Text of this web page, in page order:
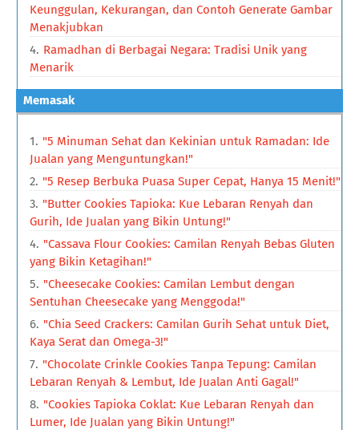
Keunggulan, Kekurangan, dan Contoh Generate Gambar
Menakjubkan
Ramadhan di Berbagai Negara: Tradisi Unik yang
Menarik
Memasak
"5 Minuman Sehat dan Kekinian untuk Ramadan: Ide
Jualan yang Menguntungkan!"
"5 Resep Berbuka Puasa Super Cepat, Hanya 15 Menit!"
"Butter Cookies Tapioka: Kue Lebaran Renyah dan
Gurih, Ide Jualan yang Bikin Untung!"
"Cassava Flour Cookies: Camilan Renyah Bebas Gluten
yang Bikin Ketagihan!"
"Cheesecake Cookies: Camilan Lembut dengan
Sentuhan Cheesecake yang Menggoda!"
"Chia Seed Crackers: Camilan Gurih Sehat untuk Diet,
Kaya Serat dan Omega-3!"
"Chocolate Crinkle Cookies Tanpa Tepung: Camilan
Lebaran Renyah & Lembut, Ide Jualan Anti Gagal!"
"Cookies Tapioka Coklat: Kue Lebaran Renyah dan
Lumer, Ide Jualan yang Bikin Untung!"